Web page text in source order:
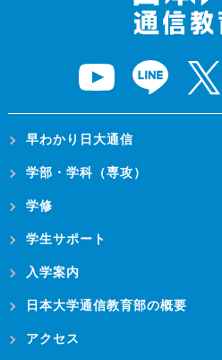
早わかり日大通信
学部・学科（専攻）
学修
学生サポート
入学案内
日本大学通信教育部の概要
アクセス